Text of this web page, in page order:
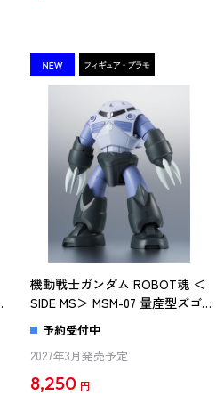
機動戦士ガンダム ROBOT魂 ＜
SIDE MS＞ MSM-07 量産型ズゴッ
ク ver. A.N.I.M.E.（再販版）
予約受付中
2027年3月発売予定
8,250 円